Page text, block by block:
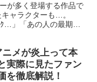
が多く登場する作品で
ャラクターも…。
…」「あの人の最期が
ニメが炎上って本
実際に見たファン
を徹底解説！